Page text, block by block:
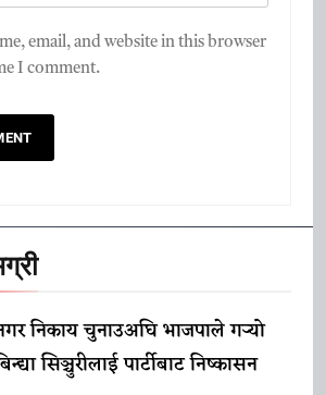
email, and website in this browser
I comment.
निकाय चुनाउअघि भाजपाले गर्‍यो
सिञ्चुरीलाई पार्टीबाट निष्कासन